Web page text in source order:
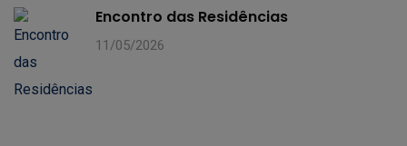
Encontro das Residências
11/05/2026